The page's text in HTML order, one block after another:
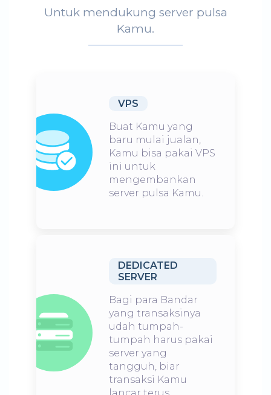
Untuk mendukung server pulsa
Kamu.
VPS
Buat Kamu yang
baru mulai jualan,
Kamu bisa pakai VPS
ini untuk
mengembankan
server pulsa Kamu.
DEDICATED
SERVER
Bagi para Bandar
yang transaksinya
udah tumpah-
tumpah harus pakai
server yang
tangguh, biar
transaksi Kamu